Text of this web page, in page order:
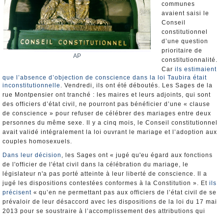
AP
communes
avaient saisi le
Conseil
constitutionnel
d’une question
prioritaire de
constitutionnalité.
Car ils estimaient
que l’absence d’objection de conscience dans la loi Taubira était
inconstitutionnelle . Vendredi, ils ont été déboutés. Les Sages de la
rue Montpensier ont tranché : les maires et leurs adjoints, qui sont
des officiers d’état civil, ne pourront pas bénéficier d’une « clause
de conscience » pour refuser de célébrer des mariages entre deux
personnes du même sexe. Il y a cinq mois, le Conseil constitutionnel
avait validé intégralement la loi ouvrant le mariage et l’adoption aux
couples homosexuels.
Dans leur décision , les Sages ont « jugé qu'eu égard aux fonctions
de l'officier de l'état civil dans la célébration du mariage, le
législateur n'a pas porté atteinte à leur liberté de conscience. Il a
jugé les dispositions contestées conformes à la Constitution ». Et ils
précisent « qu’en ne permettant pas aux officiers de l’état civil de se
prévaloir de leur désaccord avec les dispositions de la loi du 17 mai
2013 pour se soustraire à l’accomplissement des attributions qui